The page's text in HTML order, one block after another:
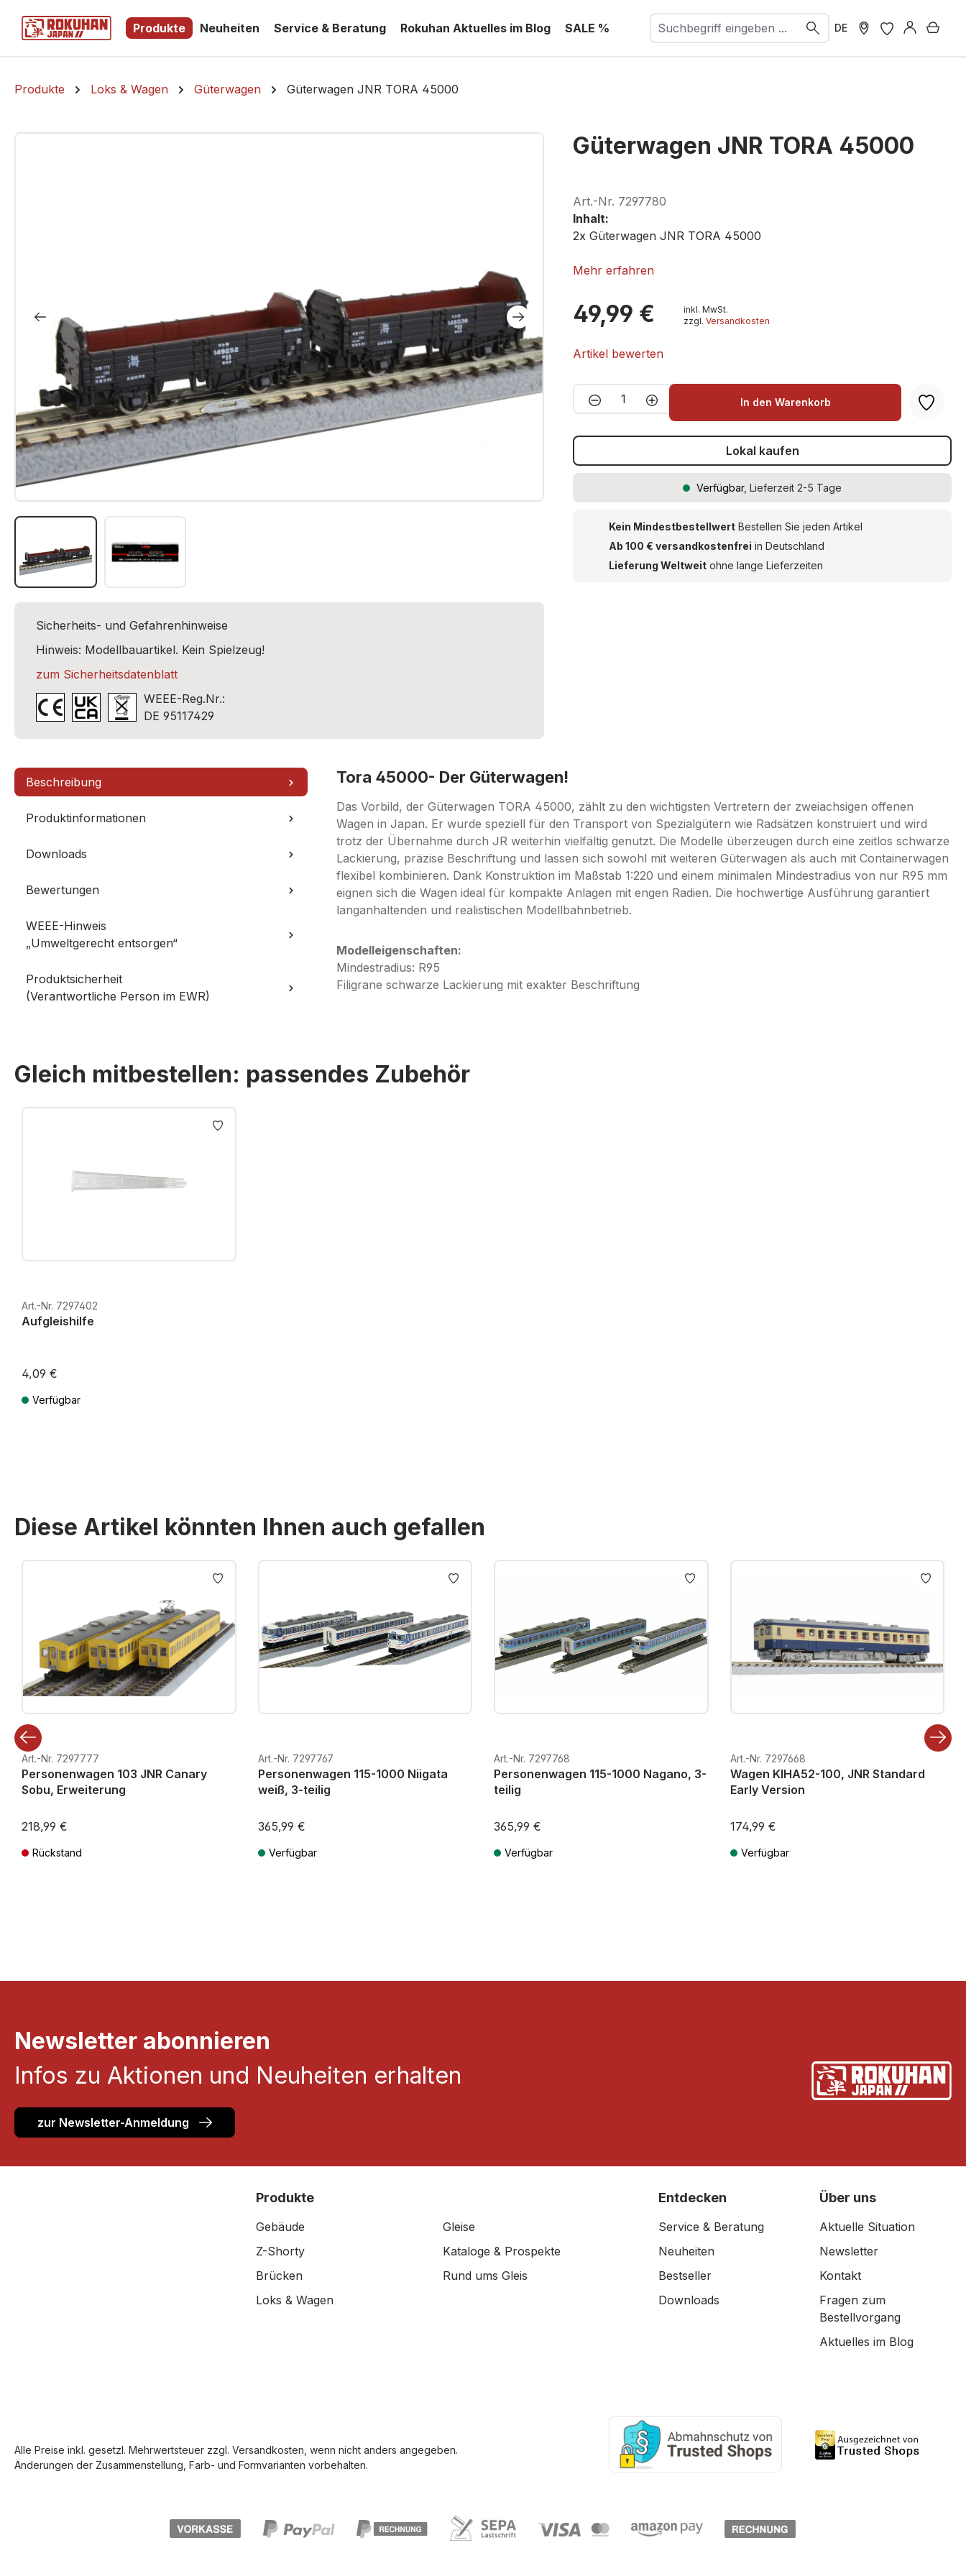
Zur Hauptnavigation springen
Produkte Neuheiten Service & Beratung Rokuhan Aktuelles im Blog SALE % DE
Produkte Loks & Wagen Güterwagen Güterwagen JNR TORA 45000
Bildergalerie überspringen Güterwagen JNR TORA 45000
Art.-Nr. 7297780
Inhalt:
2x Güterwagen JNR TORA 45000
ROKUHAN T025-2
Mehr erfahren
49,99 €
inkl. MwSt.
zzgl.Versandkosten
Artikel bewerten
Produkt Anzahl: Gib den gewünschten Wert
In den Warenkorb
Lokal kaufen
Verfügbar, Lieferzeit 2-5 Tage
Kein Mindestbestellwert Bestellen Sie jeden Artikel
Ab 100 € versandkostenfrei in Deutschland
Lieferung Weltweit ohne lange Lieferzeiten
Sicherheits- und Gefahrenhinweise
Hinweis: Modellbauartikel. Kein Spielzeug!
zum Sicherheitsdatenblatt
WEEE-Reg.Nr.:
DE 95117429
Beschreibung
Produktinformationen
Downloads
Bewertungen
WEEE-Hinweis
„Umweltgerecht entsorgen“
Produktsicherheit
(Verantwortliche Person im EWR)
Tora 45000- Der Güterwagen!
Das Vorbild, der Güterwagen TORA 45000, zählt zu den wichtigsten Vertretern der zweiachsigen offenen
Wagen in Japan. Er wurde speziell für den Transport von Spezialgütern wie Radsätzen konstruiert und wird
trotz der Übernahme durch JR weiterhin vielfältig genutzt. Die Modelle überzeugen durch eine zeitlos schwarze
Lackierung, präzise Beschriftung und lassen sich sowohl mit weiteren Güterwagen als auch mit Containerwagen
flexibel kombinieren. Dank Konstruktion im Maßstab 1:220 und einem minimalen Mindestradius von nur R95 mm
eignen sich die Wagen ideal für kompakte Anlagen mit engen Radien. Die hochwertige Ausführung garantiert
langanhaltenden und realistischen Modellbahnbetrieb.
Modelleigenschaften:
Mindestradius: R95
Filigrane schwarze Lackierung mit exakter Beschriftung
Gleich mitbestellen: passendes Zubehör
Produktgalerie überspringen
Art.-Nr. 7297402
Aufgleishilfe
4,09 €
Verfügbar
Diese Artikel könnten Ihnen auch gefallen
Produktgalerie überspringen
Art.-Nr. 7297777
Personenwagen 103 JNR Canary
Sobu, Erweiterung
218,99 €
Rückstand
Art.-Nr. 7297767
Personenwagen 115-1000 Niigata
weiß, 3-teilig
365,99 €
Verfügbar
Art.-Nr. 7297768
Personenwagen 115-1000 Nagano, 3-
teilig
365,99 €
Verfügbar
Art.-Nr. 7297668
Wagen KIHA52-100, JNR Standard
Early Version
174,99 €
Verfügbar
Newsletter abonnieren
Infos zu Aktionen und Neuheiten erhalten
zur Newsletter-Anmeldung
Produkte
Gebäude
Gleise
Z-Shorty
Kataloge & Prospekte
Brücken
Rund ums Gleis
Loks & Wagen
Entdecken
Service & Beratung
Neuheiten
Bestseller
Downloads
Über uns
Aktuelle Situation
Newsletter
Kontakt
Fragen zum
Bestellvorgang
Aktuelles im Blog
Alle Preise inkl. gesetzl. Mehrwertsteuer zzgl. Versandkosten , wenn nicht anders angegeben.
Änderungen der Zusammenstellung, Farb- und Formvarianten vorbehalten.